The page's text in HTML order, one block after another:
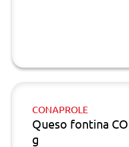
CONAPROLE
Queso fontina
g